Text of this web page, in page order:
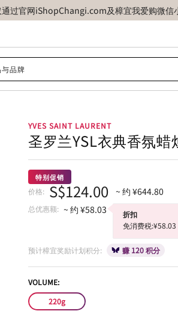
官网iShopChangi.com及樟宜我爱购微信
YVES SAINT LAURENT
圣罗兰YSL衣典香氛蜡
特别促销
价格: S$124.00 ~ 约 ¥644.80
总优惠额: ~ 约 ¥58.03
折扣
免消费税:¥58.03
预计樟宜奖励计划积分: 赚 120 积分
VOLUME:
220g